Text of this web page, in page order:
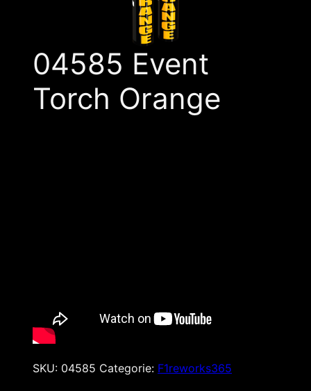
04585 Event
Torch Orange
SKU: 04585 Categorie: F1reworks365